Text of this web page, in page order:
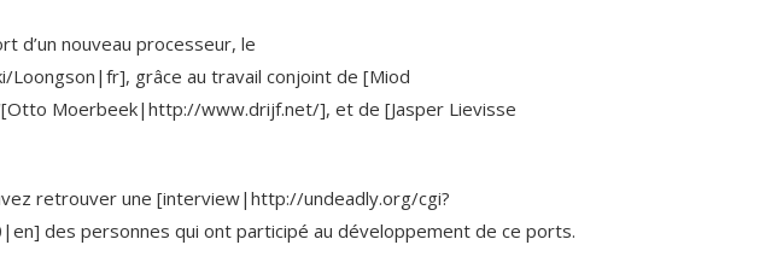
d’un nouveau processeur, le
grâce au travail conjoint de [Miod
Moerbeek|http://www.drijf.net/], et de [Jasper Lievisse
retrouver une [interview|http://undeadly.org/cgi?
des personnes qui ont participé au développement de ce ports.